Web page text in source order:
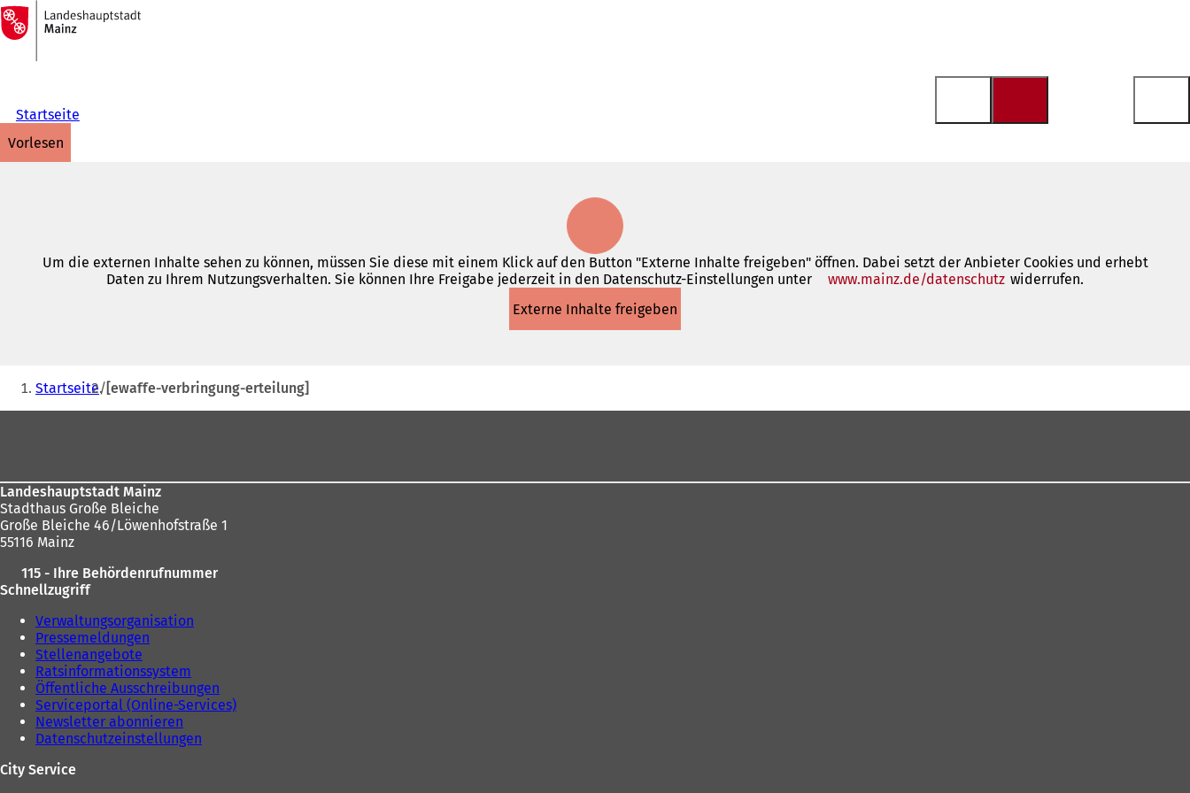
Inhalt anspringen
Zur
Startseite
Startseite
vorlesen
Um die externen Inhalte sehen zu können, müssen Sie diese mit einem Klick auf den Button "Externe Inhalte freigeben" öffnen. Dabei setzt der Anbieter Cookies und erhebt
Daten zu Ihrem Nutzungsverhalten. Sie können Ihre Freigabe jederzeit in den Datenschutz-Einstellungen unter
www.mainz.de/datenschutz (Öffnet
widerrufen.
Externe Inhalte freigeben
Sie
befinden
Startseite [ewaffe-verbringung-erteilung]
Landeshauptstadt Mainz
Stadthaus Große Bleiche
Große Bleiche 46/Löwenhofstraße 1
55116 Mainz
115 - Ihre Behördenrufnummer
Schnellzugriff
Verwaltungsorganisation
Pressemeldungen
Stellenangebote
Ratsinformationssystem
Öffentliche Ausschreibungen
Serviceportal (Online-Services)
Newsletter abonnieren
Datenschutzeinstellungen
City Service